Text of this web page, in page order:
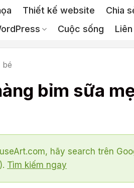
Thiết kế website
Chia
Cuộc sống
bé
bỉm sữa
hãy search trên
Tìm kiếm ngay